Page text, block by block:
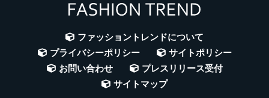
ファッショントレンドについて
プライバシーポリシー
サイトポリシー
お問い合わせ
プレスリリース受付
サイトマップ